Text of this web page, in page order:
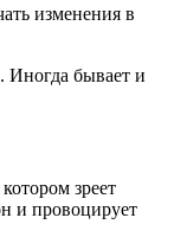
изменения в
Иногда бывает и
зреет
и провоцирует